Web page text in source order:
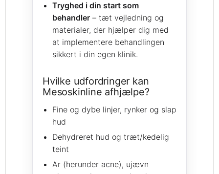
Tryghed i din start som
behandler – tæt vejledning og
materialer, der hjælper dig med
at implementere behandlingen
sikkert i din egen klinik.
Hvilke udfordringer kan
Mesoskinline afhjælpe?
Fine og dybe linjer, rynker og slap
hud
Dehydreret hud og træt/kedelig
teint
Ar (herunder acne), ujævn